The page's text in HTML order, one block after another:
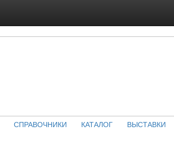
СПРАВОЧНИКИ КАТАЛОГ ВЫСТАВКИ